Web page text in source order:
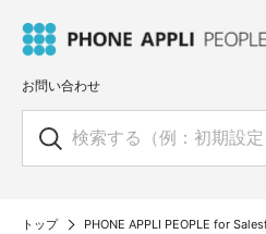
お問い合わせ
トップ PHONE APPLI PEOPLE for